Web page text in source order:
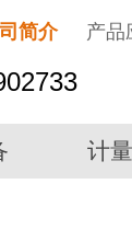
计
简介 产品